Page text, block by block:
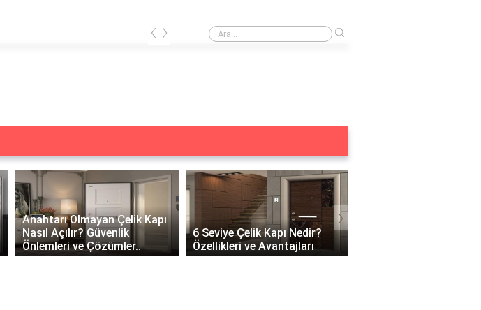
Merkezi kilit acilmiyor ne yapmalıyım?
‹ ›
Anahtarı Olmayan Çelik Kapı
Nasıl Açılır? Güvenlik
Önlemleri ve Çözümler..
6 Seviye Çelik Kapı Nedir?
Özellikleri ve Avantajları
›